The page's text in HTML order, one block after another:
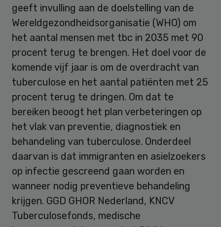
geeft invulling aan de doelstelling van de
Wereldgezondheidsorganisatie (WHO) om
het aantal mensen met tbc in 2035 met 90
procent terug te brengen. Het doel voor de
komende vijf jaar is om de overdracht van
tuberculose en het aantal patiënten met 25
procent terug te dringen. Om dat te
bereiken beoogt het plan verbeteringen op
het vlak van preventie, diagnostiek en
behandeling van tuberculose. Onderdeel
daarvan is dat immigranten en asielzoekers
op infectie gescreend gaan worden en
wanneer nodig preventieve behandeling
krijgen. GGD GHOR Nederland, KNCV
Tuberculosefonds, medische